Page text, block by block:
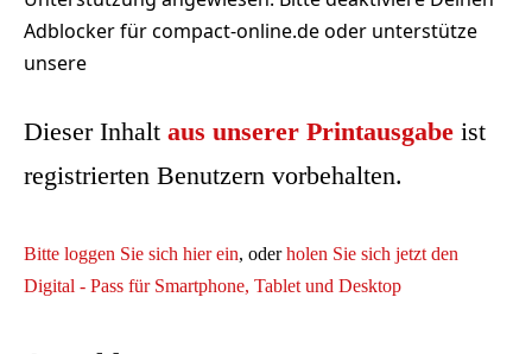
Adblocker für compact-online.de oder unterstütze
unsere
Dieser Inhalt aus unserer Printausgabe ist
registrierten Benutzern vorbehalten.
Bitte loggen Sie sich hier ein, oderholen Sie sich jetzt den
Digital - Pass für Smartphone, Tablet und Desktop